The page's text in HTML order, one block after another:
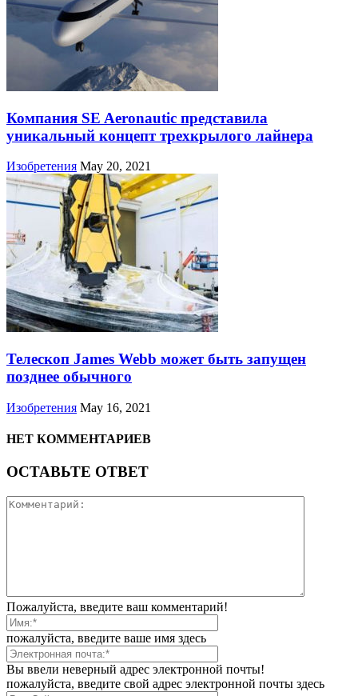
Компания SE Aeronautic представила
уникальный концепт трехкрылого лайнера
Изобретения May 20, 2021
Телескоп James Webb может быть запущен
позднее обычного
Изобретения May 16, 2021
НЕТ КОММЕНТАРИЕВ
ОСТАВЬТЕ ОТВЕТ
Пожалуйста, введите ваш комментарий!
пожалуйста, введите ваше имя здесь
Вы ввели неверный адрес электронной почты!
пожалуйста, введите свой адрес электронной почты здесь